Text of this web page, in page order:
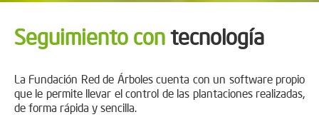
Seguimiento contecnología
La Fundación Red de Árboles cuenta con un software propio
que le permite llevar el control de las plantaciones realizadas,
de forma rápida y sencilla.